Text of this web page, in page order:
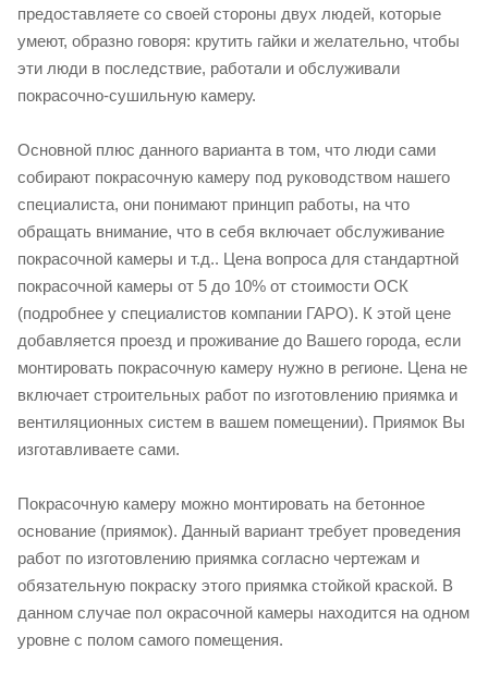
предоставляете со своей стороны двух людей, которые
умеют, образно говоря: крутить гайки и желательно, чтобы
эти люди в последствие, работали и обслуживали
покрасочно-сушильную камеру.
Основной плюс данного варианта в том, что люди сами
собирают покрасочную камеру под руководством нашего
специалиста, они понимают принцип работы, на что
обращать внимание, что в себя включает обслуживание
покрасочной камеры и т.д.. Цена вопроса для стандартной
покрасочной камеры от 5 до 10% от стоимости ОСК
(подробнее у специалистов компании ГАРО). К этой цене
добавляется проезд и проживание до Вашего города, если
монтировать покрасочную камеру нужно в регионе. Цена не
включает строительных работ по изготовлению приямка и
вентиляционных систем в вашем помещении). Приямок Вы
изготавливаете сами.
Покрасочную камеру можно монтировать на бетонное
основание (приямок). Данный вариант требует проведения
работ по изготовлению приямка согласно чертежам и
обязательную покраску этого приямка стойкой краской. В
данном случае пол окрасочной камеры находится на одном
уровне с полом самого помещения.